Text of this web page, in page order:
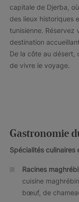
capitale de Djerba,
des lieux historiques
tunisienne. Réservez
destination
De la côte au désert,
de vivre le voyage.
Gastronomie
Spécialités culinaires
Racines
cuisine
bœuf, de